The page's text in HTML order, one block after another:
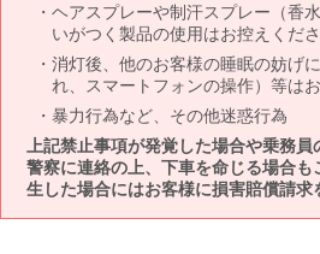
ヘアスプレーや制汗スプレー（香
いがつく製品の使用はお控えくださ
消灯後、他のお客様の睡眠の妨げ
れ、スマートフォンの操作）等は
暴力行為など、その他迷惑行為
上記禁止事項が発覚した場合や乗務員
警察に連絡の上、下車を命じる場合
生した場合にはお客様に損害賠償請求